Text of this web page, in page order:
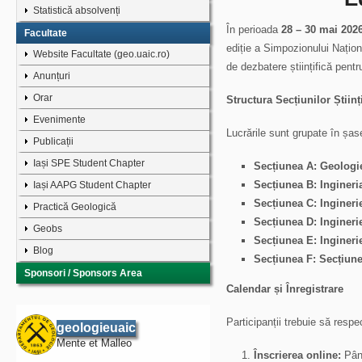
În perioada 28 – 30 mai
ediție a Simpozionului
de dezbatere științifică
Structura Secțiunilor
Lucrările sunt grupate în
Secțiunea A:
Secțiunea B:
Secțiunea C:
Secțiunea D:
Secțiunea E:
Secțiunea F:
Calendar și Înregistrare
Participanții trebuie să
Înscrierea online:
Statistică absolvenți
Facultate
Website Facultate (geo.uaic.ro)
Anunțuri
Orar
Evenimente
Publicații
Iași SPE Student Chapter
Iași AAPG Student Chapter
Practică Geologică
Geobs
Blog
Sponsori / Sponsors Area
geologieuaic
Mente et Malleo